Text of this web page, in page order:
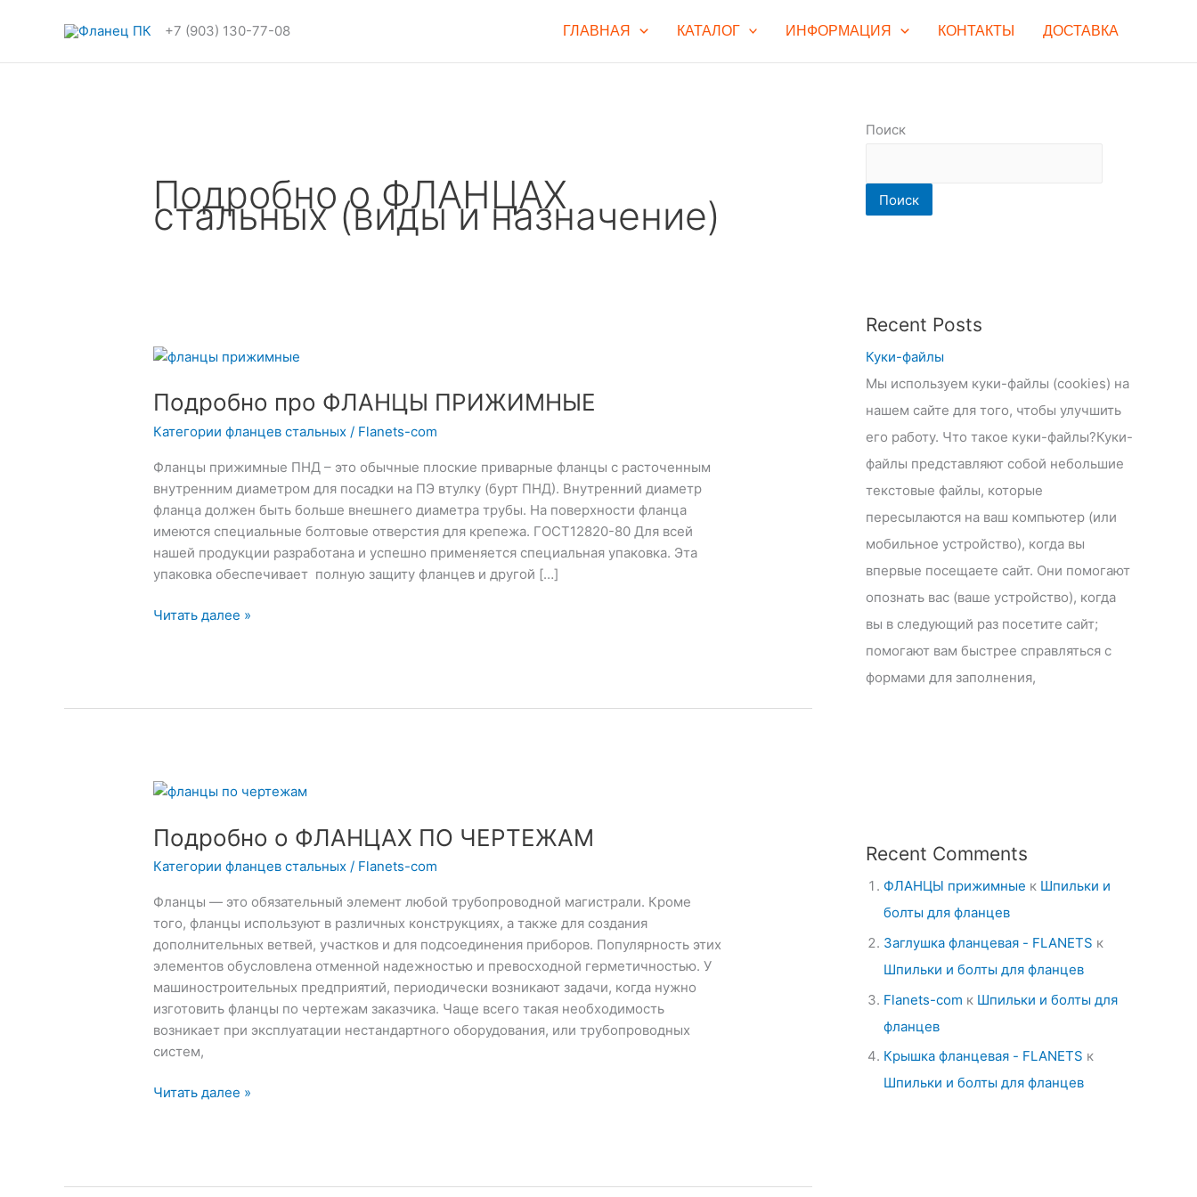
+7 (903) 130-77-08 ГЛАВНАЯ КАТАЛОГ ИНФОРМАЦИЯ КОНТАКТЫ ДОСТАВКА
Подробно о ФЛАНЦАХ
стальных (виды и назначение)
Подробно про ФЛАНЦЫ ПРИЖИМНЫЕ
Категории фланцев стальных / Flanets-com
Фланцы прижимные ПНД – это обычные плоские приварные фланцы с расточенным
внутренним диаметром для посадки на ПЭ втулку (бурт ПНД). Внутренний диаметр
фланца должен быть больше внешнего диаметра трубы. На поверхности фланца
имеются специальные болтовые отверстия для крепежа. ГОСТ12820-80 Для всей
нашей продукции разработана и успешно применяется специальная упаковка. Эта
упаковка обеспечивает полную защиту фланцев и другой […]
Подробно
ФЛАНЦЫ
ПРИЖИМНЫЕ
Читать далее »
Подробно о ФЛАНЦАХ ПО ЧЕРТЕЖАМ
Категории фланцев стальных / Flanets-com
Фланцы — это обязательный элемент любой трубопроводной магистрали. Кроме
того, фланцы используют в различных конструкциях, а также для создания
дополнительных ветвей, участков и для подсоединения приборов. Популярность этих
элементов обусловлена отменной надежностью и превосходной герметичностью. У
машиностроительных предприятий, периодически возникают задачи, когда нужно
изготовить фланцы по чертежам заказчика. Чаще всего такая необходимость
возникает при эксплуатации нестандартного оборудования, или трубопроводных
систем,
Подробно
ФЛАНЦАХ
ЧЕРТЕЖАМ
Читать далее »
Поиск
Поиск
Recent Posts
Куки-файлы
Мы используем куки-файлы (cookies) на
нашем сайте для того, чтобы улучшить
его работу. Что такое куки-файлы?Куки-
файлы представляют собой небольшие
текстовые файлы, которые
пересылаются на ваш компьютер (или
мобильное устройство), когда вы
впервые посещаете сайт. Они помогают
опознать вас (ваше устройство), когда
вы в следующий раз посетите сайт;
помогают вам быстрее справляться с
формами для заполнения,
Recent Comments
ФЛАНЦЫ прижимные к Шпильки и
болты для фланцев
Заглушка фланцевая - FLANETS к
Шпильки и болты для фланцев
Flanets-com к Шпильки и болты для
фланцев
Крышка фланцевая - FLANETS к
Шпильки и болты для фланцев